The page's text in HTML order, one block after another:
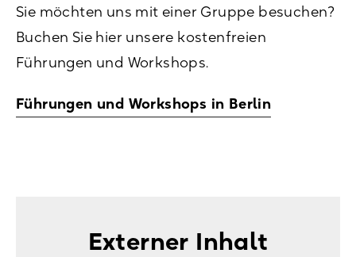
Sie möchten uns mit einer Gruppe besuchen?
Buchen Sie hier unsere kostenfreien
Führungen und Workshops.
Führungen und Workshops in Berlin
Externer Inhalt